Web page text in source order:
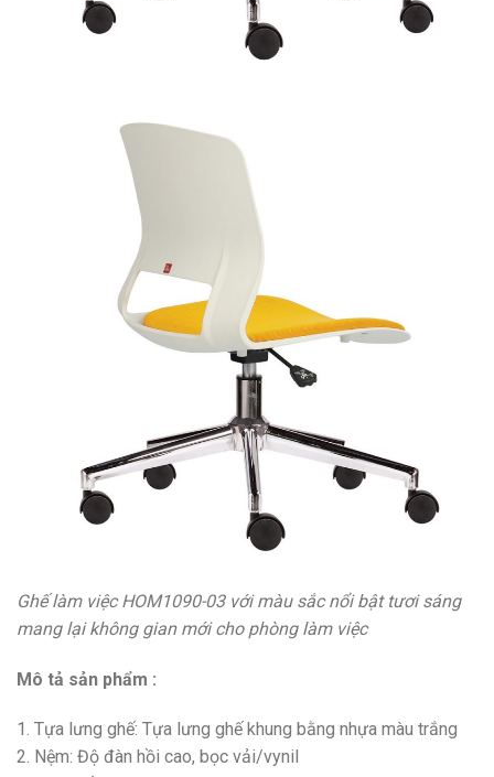
Ghế làm việc HOM1090-03 với màu sắc nổi bật tươi sáng
mang lại không gian mới cho phòng làm việc
Mô tả sản phẩm :
1. Tựa lưng ghế: Tựa lưng ghế khung bằng nhựa màu trắng
2. Nệm: Độ đàn hồi cao, bọc vải/vynil